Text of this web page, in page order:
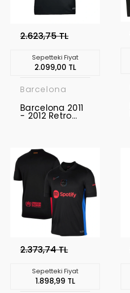
2.623,75 TL
Sepetteki Fiyat
2.099,00 TL
Barcelona
Barcelona 2011
- 2012 Retro
2.373,74 TL
Sepetteki Fiyat
1.898,99 TL